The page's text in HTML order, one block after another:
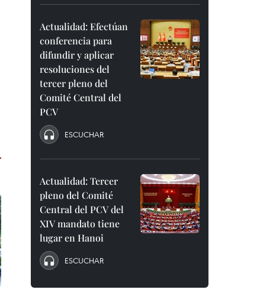
Actualidad: Efectúan
conferencia para
difundir y aplicar
resoluciones del
tercer pleno del
Comité Central del
PCV
ESCUCHAR
Actualidad: Tercer
pleno del Comité
Central del PCV del
XIV mandato tiene
lugar en Hanoi
ESCUCHAR